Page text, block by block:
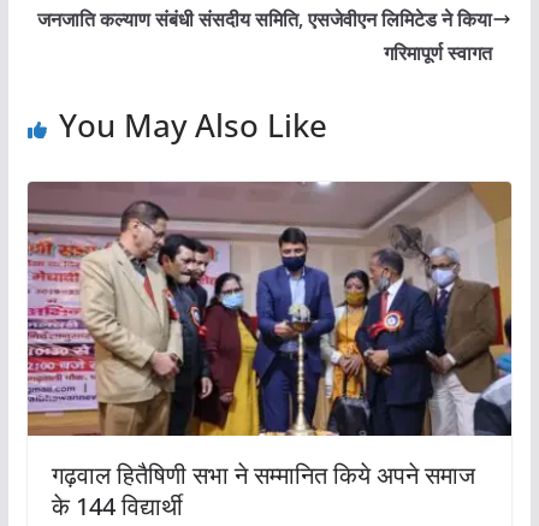
जनजाति कल्याण संबंधी संसदीय समिति, एसजेवीएन लिमिटेड ने किया
गरिमापूर्ण स्वागत
You May Also Like
गढ़वाल हितैषिणी सभा ने सम्मानित किये अपने समाज
के 144 विद्यार्थी